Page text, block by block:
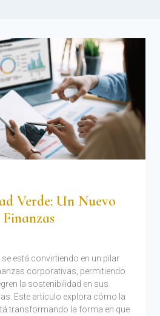
Verde: Un Nuevo
se está convirtiendo en un pilar
corporativas, permitiendo
la sostenibilidad en sus
Este artículo explora cómo la
transformando la forma en que